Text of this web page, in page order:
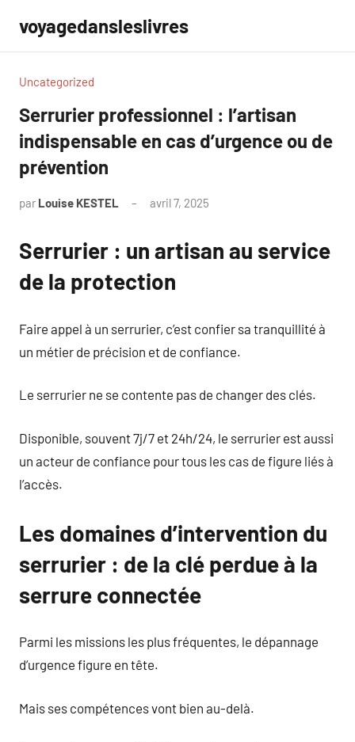
contenu
voyagedansleslivres
Uncategorized
Serrurier professionnel : l’artisan
indispensable en cas d’urgence ou de
prévention
par Louise KESTEL avril 7, 2025
Serrurier : un artisan au service
de la protection
Faire appel à un serrurier, c’est confier sa tranquillité à
un métier de précision et de confiance.
Le serrurier ne se contente pas de changer des clés.
Disponible, souvent 7j/7 et 24h/24, le serrurier est aussi
un acteur de confiance pour tous les cas de figure liés à
l’accès.
Les domaines d’intervention du
serrurier : de la clé perdue à la
serrure connectée
Parmi les missions les plus fréquentes, le dépannage
d’urgence figure en tête.
Mais ses compétences vont bien au-delà.